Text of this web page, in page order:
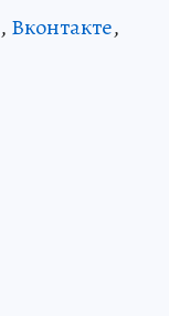
, Вконтакте,